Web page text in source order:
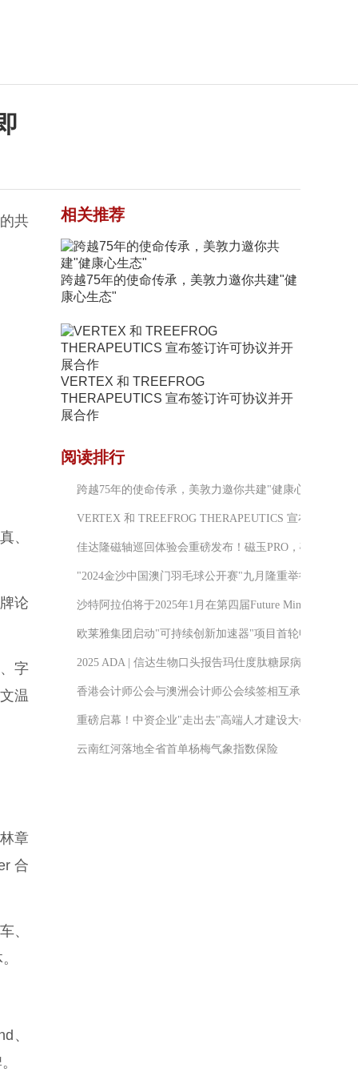
共
、
论
字
温
章
合
、
、
相关推荐
跨越75年的使命传承，美敦力邀你共建"健
康心生态"
VERTEX 和 TREEFROG
THERAPEUTICS 宣布签订许可协议并开
展合作
阅读排行
跨越75年的使命传承，美敦力邀你共建"健康心生态"
VERTEX 和 TREEFROG THERAPEUTICS 宣布签订许
佳达隆磁轴巡回体验会重磅发布！磁玉PRO，磁玉MINI
"2024金沙中国澳门羽毛球公开赛"九月隆重举行
沙特阿拉伯将于2025年1月在第四届Future Minerals
欧莱雅集团启动"可持续创新加速器"项目首轮申报征集
2025 ADA | 信达生物口头报告玛仕度肽糖尿病III期临床
香港会计师公会与澳洲会计师公会续签相互承认协议
重磅启幕！中资企业"走出去"高端人才建设大会报名通
云南红河落地全省首单杨梅气象指数保险